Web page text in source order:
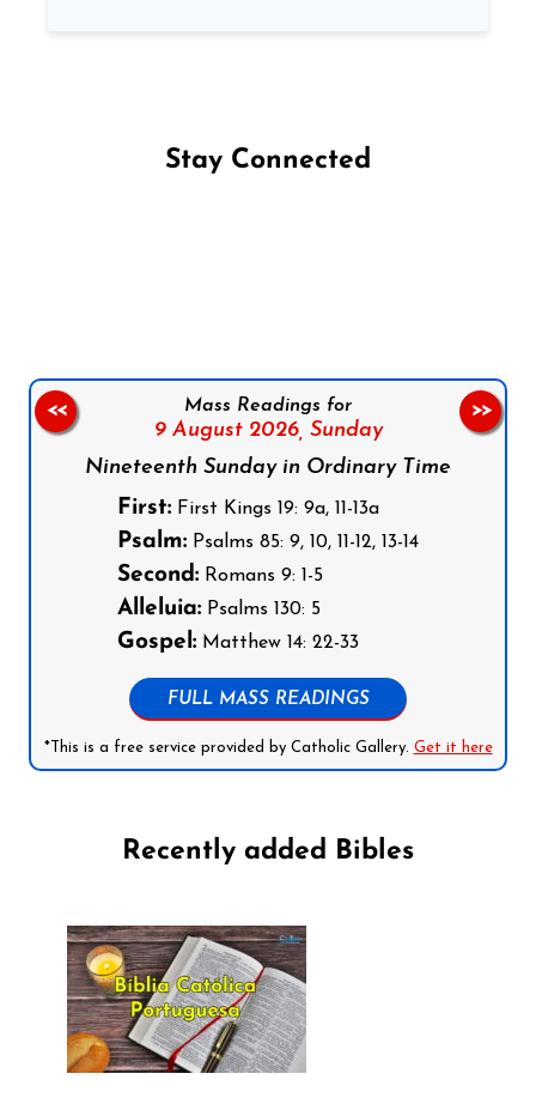
Stay Connected
Mass Readings for
9 August 2026, Sunday
Nineteenth Sunday in Ordinary Time
First: First Kings 19: 9a, 11-13a
Psalm: Psalms 85: 9, 10, 11-12, 13-14
Second: Romans 9: 1-5
Alleluia: Psalms 130: 5
Gospel: Matthew 14: 22-33
FULL MASS READINGS
*This is a free service provided by Catholic Gallery. Get it here
<< >>
Recently added Bibles